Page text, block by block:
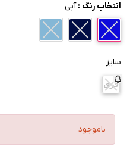
انتخاب رنگ :آبی
سایز
فری
ناموجود